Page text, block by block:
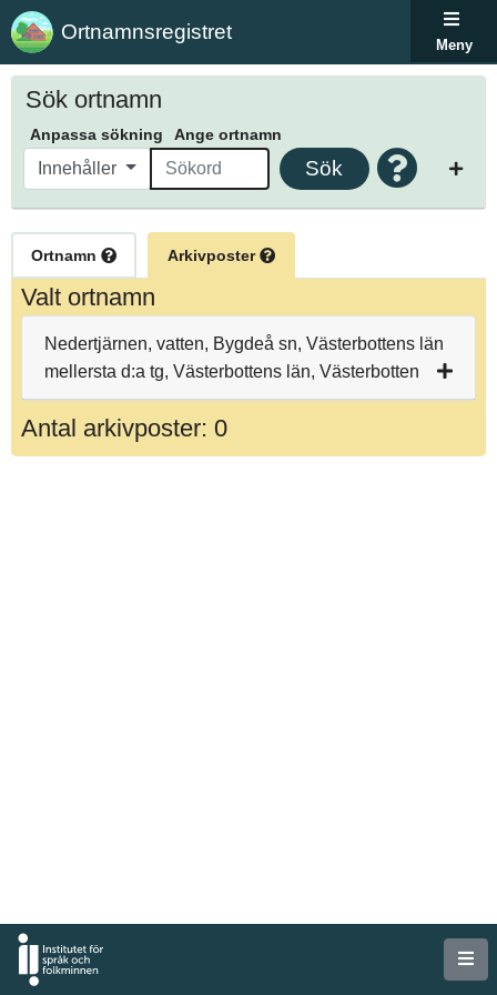
Ortnamnsregistret
Meny
Sök ortnamn
Anpassa sökning Ange ortnamn
Innehåller Sök
Ortnamn Arkivposter
Valt ortnamn
Nedertjärnen, vatten, Bygdeå sn, Västerbottens län
mellersta d:a tg, Västerbottens län, Västerbotten
Antal arkivposter: 0